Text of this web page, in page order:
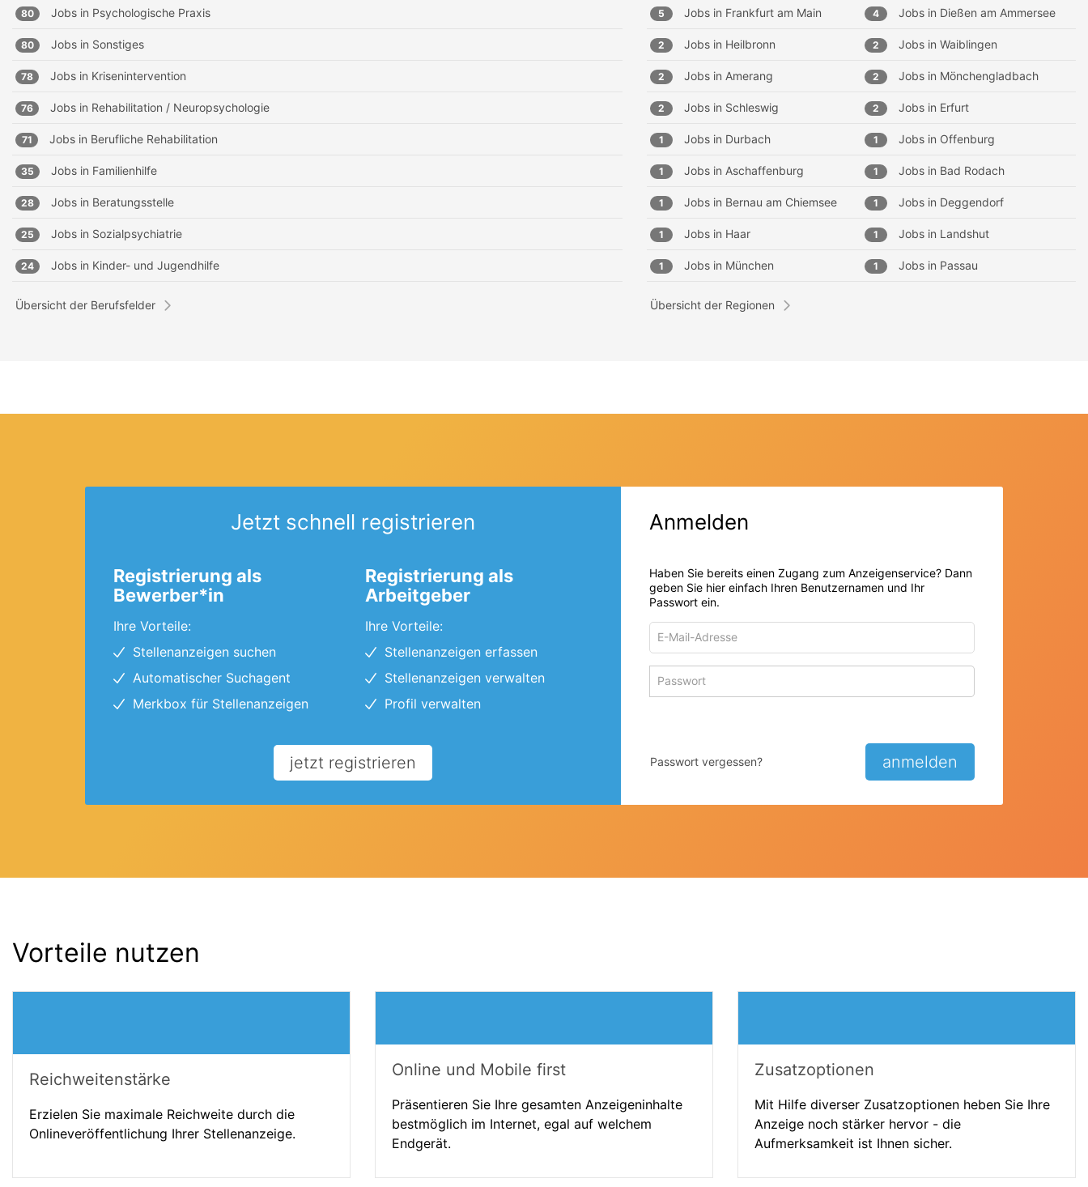
80 Jobs in Psychologische Praxis
80 Jobs in Sonstiges
78 Jobs in Krisenintervention
76 Jobs in Rehabilitation / Neuropsychologie
71 Jobs in Berufliche Rehabilitation
35 Jobs in Familienhilfe
28 Jobs in Beratungsstelle
25 Jobs in Sozialpsychiatrie
24 Jobs in Kinder- und Jugendhilfe
Übersicht der Berufsfelder
5 Jobs in Frankfurt am Main 4 Jobs in Dießen am Ammersee
2 Jobs in Heilbronn 2 Jobs in Waiblingen
2 Jobs in Amerang 2 Jobs in Mönchengladbach
2 Jobs in Schleswig 2 Jobs in Erfurt
1 Jobs in Durbach 1 Jobs in Offenburg
1 Jobs in Aschaffenburg 1 Jobs in Bad Rodach
1 Jobs in Bernau am Chiemsee 1 Jobs in Deggendorf
1 Jobs in Haar 1 Jobs in Landshut
1 Jobs in München 1 Jobs in Passau
Übersicht der Regionen
Jetzt schnell registrieren
Registrierung als
Bewerber*in
Ihre Vorteile:
Stellenanzeigen suchen
Automatischer Suchagent
Merkbox für Stellenanzeigen
Registrierung als
Arbeitgeber
Ihre Vorteile:
Stellenanzeigen erfassen
Stellenanzeigen verwalten
Profil verwalten
jetzt registrieren
Anmelden
Haben Sie bereits einen Zugang zum Anzeigenservice? Dann
geben Sie hier einfach Ihren Benutzernamen und Ihr
Passwort ein.
Adresse
zum
Anmelden
anmelden
Passwort vergessen?
Vorteile nutzen
Reichweitenstärke
Erzielen Sie maximale Reichweite durch die
Onlineveröffentlichung Ihrer Stellenanzeige.
Online und Mobile first
Präsentieren Sie Ihre gesamten Anzeigeninhalte
bestmöglich im Internet, egal auf welchem
Endgerät.
Zusatzoptionen
Mit Hilfe diverser Zusatzoptionen heben Sie Ihre
Anzeige noch stärker hervor - die
Aufmerksamkeit ist Ihnen sicher.